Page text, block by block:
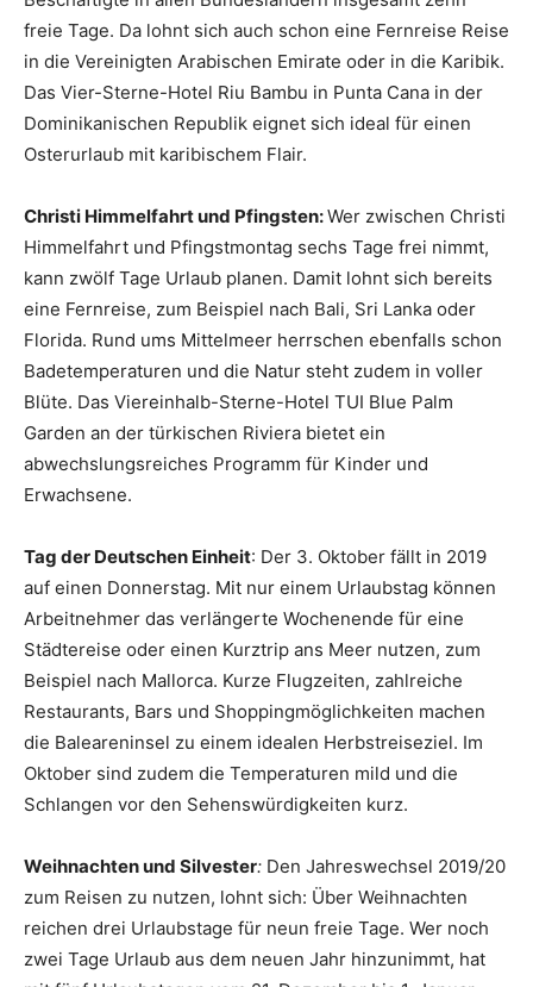
freie Tage. Da lohnt sich auch schon eine Fernreise Reise
in die Vereinigten Arabischen Emirate oder in die Karibik.
Das Vier-Sterne-Hotel Riu Bambu in Punta Cana in der
Dominikanischen Republik eignet sich ideal für einen
Osterurlaub mit karibischem Flair.
Christi Himmelfahrt und Pfingsten:Wer zwischen Christi
Himmelfahrt und Pfingstmontag sechs Tage frei nimmt,
kann zwölf Tage Urlaub planen. Damit lohnt sich bereits
eine Fernreise, zum Beispiel nach Bali, Sri Lanka oder
Florida. Rund ums Mittelmeer herrschen ebenfalls schon
Badetemperaturen und die Natur steht zudem in voller
Blüte. Das Viereinhalb-Sterne-Hotel TUI Blue Palm
Garden an der türkischen Riviera bietet ein
abwechslungsreiches Programm für Kinder und
Erwachsene.
Tag der Deutschen Einheit: Der 3. Oktober fällt in 2019
auf einen Donnerstag. Mit nur einem Urlaubstag können
Arbeitnehmer das verlängerte Wochenende für eine
Städtereise oder einen Kurztrip ans Meer nutzen, zum
Beispiel nach Mallorca. Kurze Flugzeiten, zahlreiche
Restaurants, Bars und Shoppingmöglichkeiten machen
die Baleareninsel zu einem idealen Herbstreiseziel. Im
Oktober sind zudem die Temperaturen mild und die
Schlangen vor den Sehenswürdigkeiten kurz.
Weihnachten und Silvester: Den Jahreswechsel 2019/20
zum Reisen zu nutzen, lohnt sich: Über Weihnachten
reichen drei Urlaubstage für neun freie Tage. Wer noch
zwei Tage Urlaub aus dem neuen Jahr hinzunimmt, hat